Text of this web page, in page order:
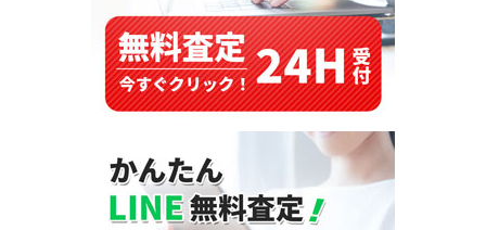
ザ
ン
ビ
ア
へ
出
し
ま